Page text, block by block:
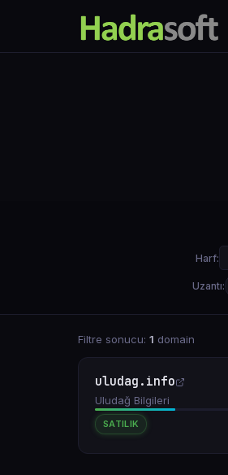
Harf:
Uzantı:
Filtre sonucu: 1 domain
uludag.info
Uludağ Bilgileri
SATILIK